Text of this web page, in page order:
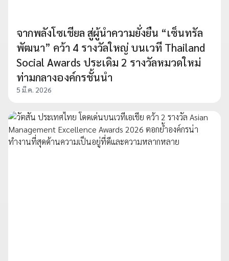
จากพลังโซเชียล สู่ผู้นำความยั่งยืน “เซ็นทรัล
พัฒนา” คว้า 4 รางวัลใหญ่ บนเวที Thailand
Social Awards ประเดิม 2 รางวัลหมวดใหม่
ท่ามกลางองค์กรชั้นนำ
5 มี.ค. 2026